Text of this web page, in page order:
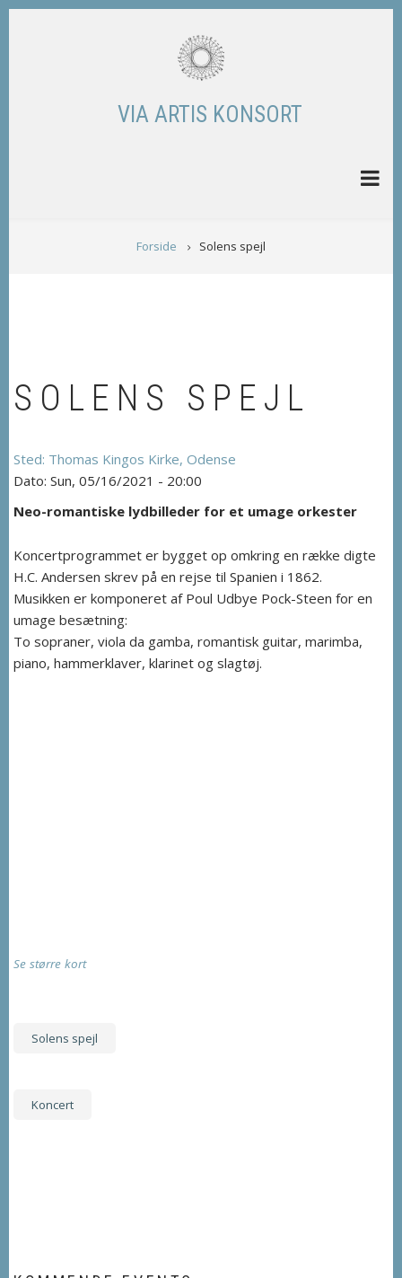
Skip
VIA ARTIS KONSORT
BREADCRUMB
Forside Solens spejl
SOLENS SPEJL
Thomas Kingos Kirke, Odense
Sun, 05/16/2021 - 20:00
Neo-romantiske lydbilleder for et umage orkester
Koncertprogrammet er bygget op omkring en række digte
H.C. Andersen skrev på en rejse til Spanien i 1862.
Musikken er komponeret af Poul Udbye Pock-Steen for en
umage besætning:
To sopraner, viola da gamba, romantisk guitar, marimba,
piano, hammerklaver, klarinet og slagtøj.
Se større kort
Solens spejl
Koncert